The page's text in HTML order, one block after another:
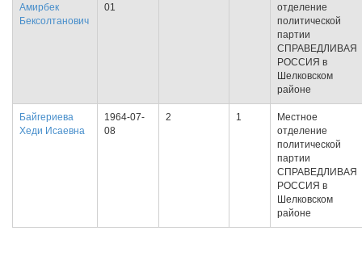
Амирбек
Бексолтанович
01
отделение
политической
партии
СПРАВЕДЛИВАЯ
РОССИЯ в
Шелковском
районе
Байгериева
Хеди Исаевна
1964-07-
08
2 1
Местное
отделение
политической
партии
СПРАВЕДЛИВАЯ
РОССИЯ в
Шелковском
районе